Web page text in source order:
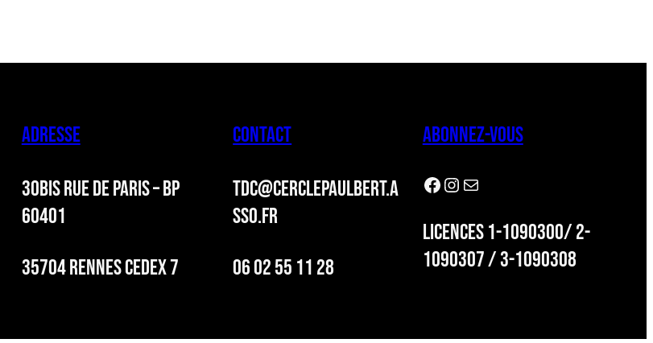
ADRESSE
30BIS RUE DE PARIS – BP
60401
35704 RENNES CEDEX 7
CONTACT
TDC@CERCLEPAULBERT.A
SSO.FR
06 02 55 11 28
ABONNEZ-VOUS
Facebook Instagram Newsletter
LICENCES 1-1090300/ 2-
1090307 / 3-1090308